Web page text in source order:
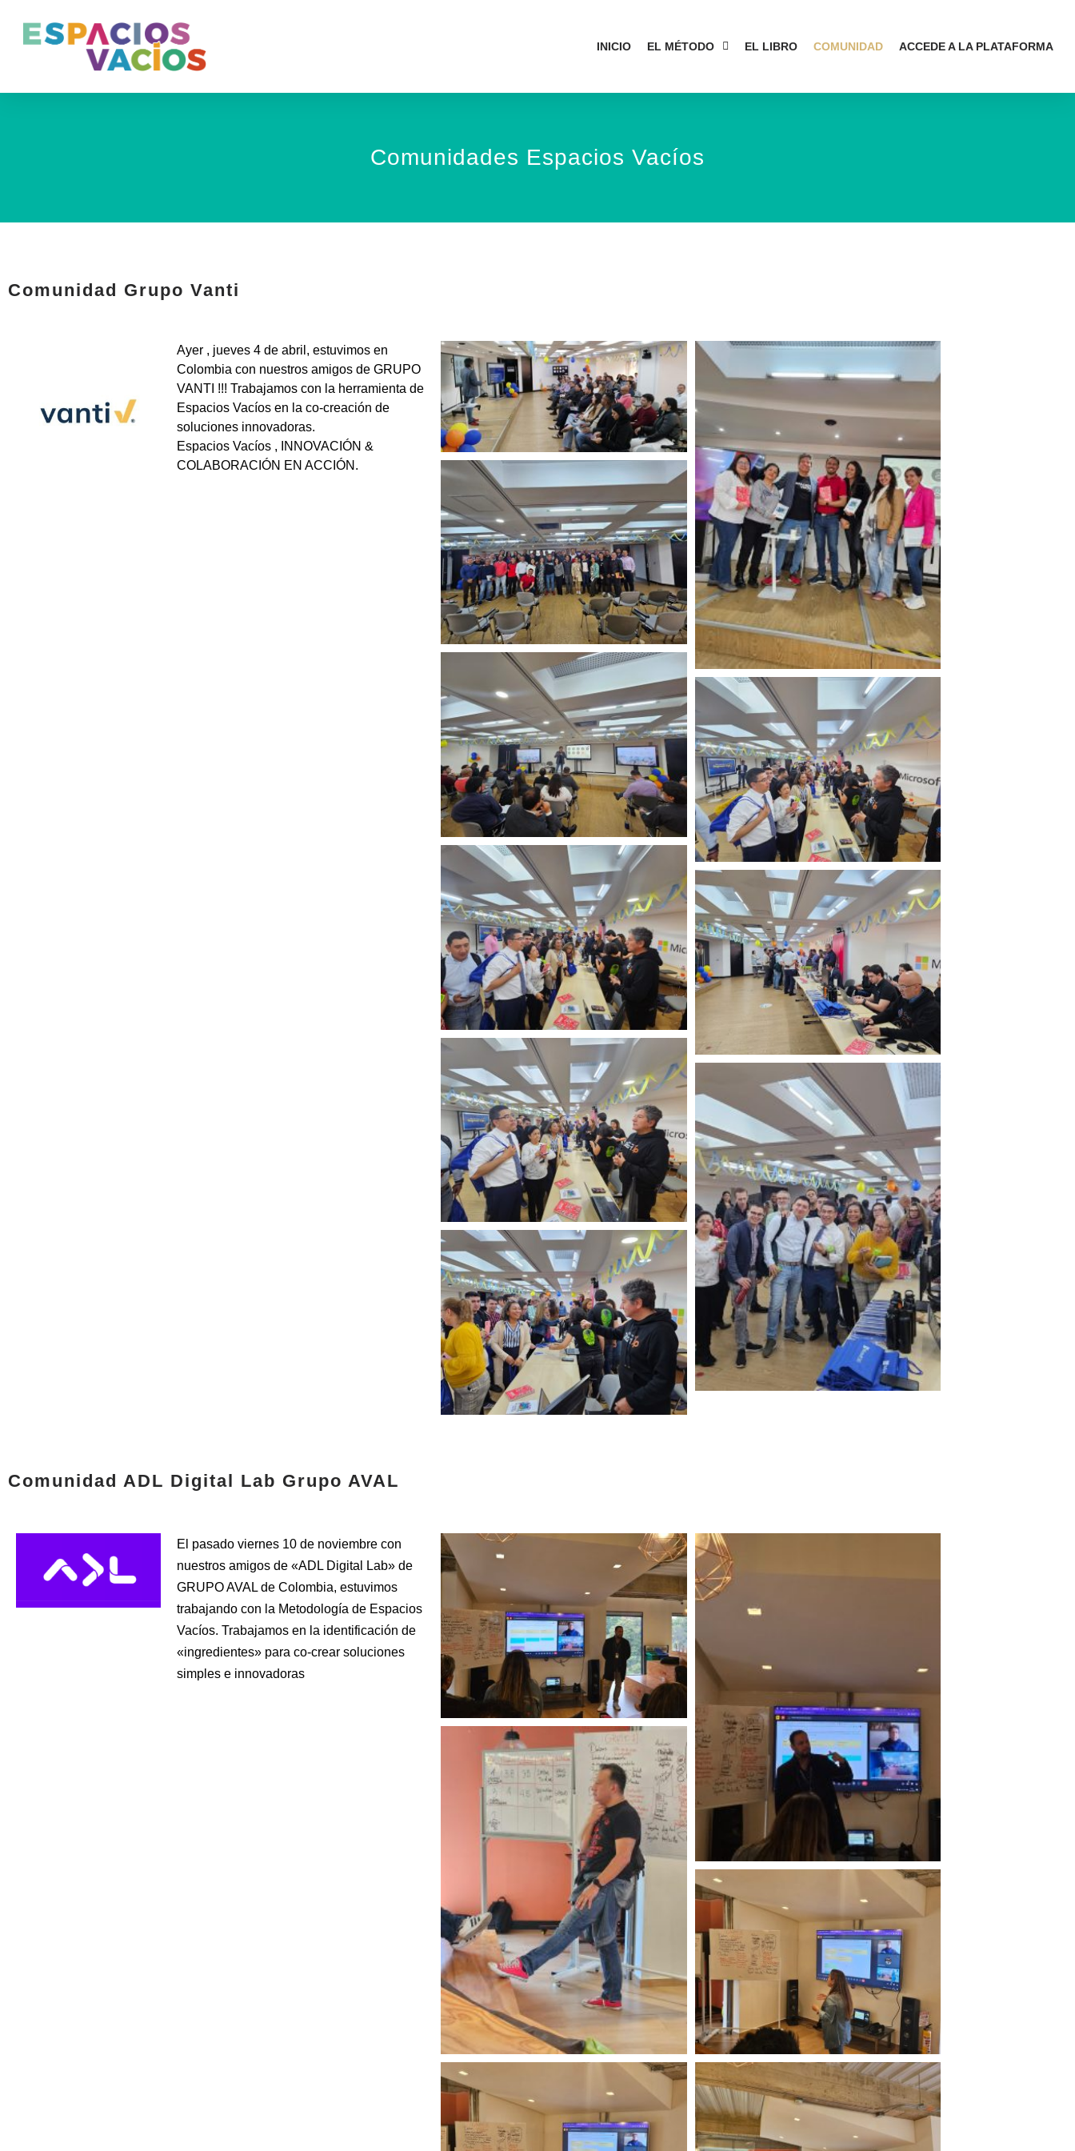
INICIO EL MÉTODO EL LIBRO COMUNIDAD ACCEDE A LA PLATAFORMA
Comunidades Espacios Vacíos
Comunidad Grupo Vanti
Ayer , jueves 4 de abril, estuvimos en
Colombia con nuestros amigos de GRUPO
VANTI !!! Trabajamos con la herramienta de
Espacios Vacíos en la co-creación de
soluciones innovadoras.
Espacios Vacíos , INNOVACIÓN &
COLABORACIÓN EN ACCIÓN.
Comunidad ADL Digital Lab Grupo AVAL
El pasado viernes 10 de noviembre con
nuestros amigos de «ADL Digital Lab» de
GRUPO AVAL de Colombia, estuvimos
trabajando con la Metodología de Espacios
Vacíos. Trabajamos en la identificación de
«ingredientes» para co-crear soluciones
simples e innovadoras